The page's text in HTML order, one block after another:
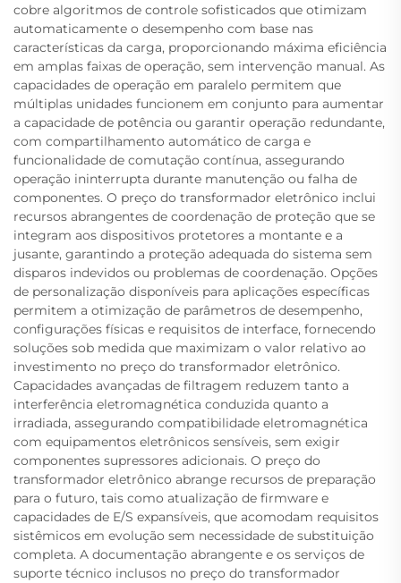
cobre algoritmos de controle sofisticados que otimizam
automaticamente o desempenho com base nas
características da carga, proporcionando máxima eficiência
em amplas faixas de operação, sem intervenção manual. As
capacidades de operação em paralelo permitem que
múltiplas unidades funcionem em conjunto para aumentar
a capacidade de potência ou garantir operação redundante,
com compartilhamento automático de carga e
funcionalidade de comutação contínua, assegurando
operação ininterrupta durante manutenção ou falha de
componentes. O preço do transformador eletrônico inclui
recursos abrangentes de coordenação de proteção que se
integram aos dispositivos protetores a montante e a
jusante, garantindo a proteção adequada do sistema sem
disparos indevidos ou problemas de coordenação. Opções
de personalização disponíveis para aplicações específicas
permitem a otimização de parâmetros de desempenho,
configurações físicas e requisitos de interface, fornecendo
soluções sob medida que maximizam o valor relativo ao
investimento no preço do transformador eletrônico.
Capacidades avançadas de filtragem reduzem tanto a
interferência eletromagnética conduzida quanto a
irradiada, assegurando compatibilidade eletromagnética
com equipamentos eletrônicos sensíveis, sem exigir
componentes supressores adicionais. O preço do
transformador eletrônico abrange recursos de preparação
para o futuro, tais como atualização de firmware e
capacidades de E/S expansíveis, que acomodam requisitos
sistêmicos em evolução sem necessidade de substituição
completa. A documentação abrangente e os serviços de
suporte técnico inclusos no preço do transformador